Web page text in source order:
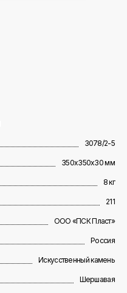
3078/2-5
350х350х30 мм
8 кг
211
ООО «ПСК Пласт»
Россия
Искусственный камень
Шершавая